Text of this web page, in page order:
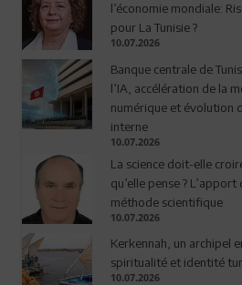
l’économie mondiale:
pour La Tunisie ?
10.07.2026
Banque centrale de
l’IA, accélération de la
numérique et évolution
interne
10.07.2026
La science doit-elle
qu’elle pense ?
méthode scientifique
10.07.2026
Kerkennah, un archipel
spiritualité et identité
10.07.2026